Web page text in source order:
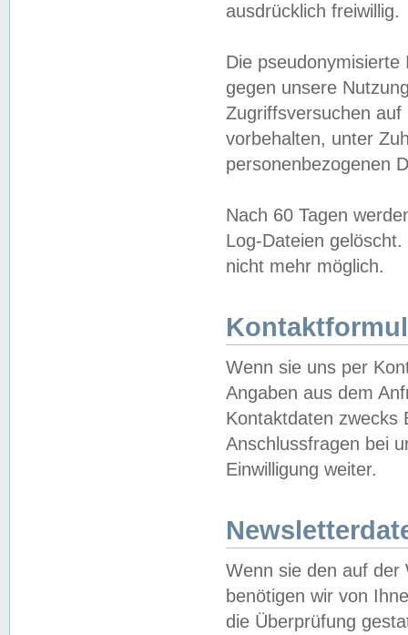
ausdrücklich freiwillig.
Die
gegen unsere
Zugriffsversuchen
vorbehalten, unter
personenbezogenen
Nach 60 Tagen
Log-Dateien
nicht mehr möglich.
Wenn sie uns per
Angaben aus dem
Kontaktdaten zwecks
Anschlussfragen bei
Einwilligung weiter.
Wenn sie den auf der
benötigen wir von
die Überprüfung